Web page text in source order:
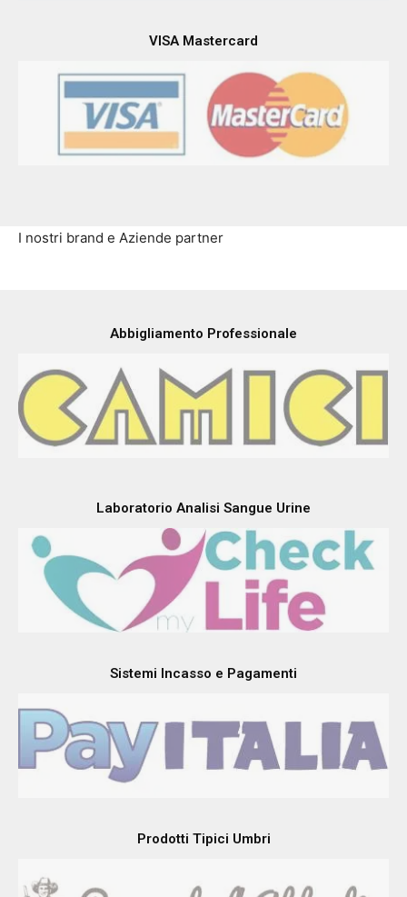
VISA Mastercard
I nostri brand e Aziende partner
Abbigliamento Professionale
Laboratorio Analisi Sangue Urine
Sistemi Incasso e Pagamenti
Prodotti Tipici Umbri